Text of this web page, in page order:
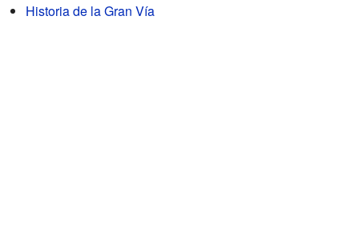
Historia de la Gran Vía